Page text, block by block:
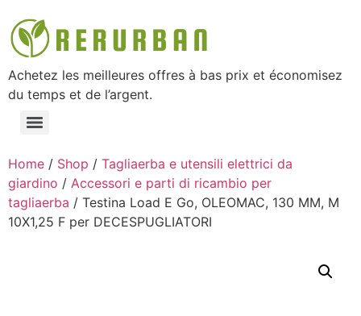
Achetez les meilleures offres à bas prix et économisez
du temps et de l’argent.
Home / Shop / Tagliaerba e utensili elettrici da
giardino / Accessori e parti di ricambio per
tagliaerba / Testina Load E Go, OLEOMAC, 130 MM, M
10X1,25 F per DECESPUGLIATORI